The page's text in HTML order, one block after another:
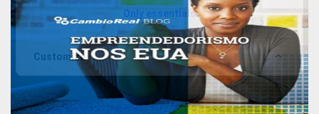
Only essentials
Customize